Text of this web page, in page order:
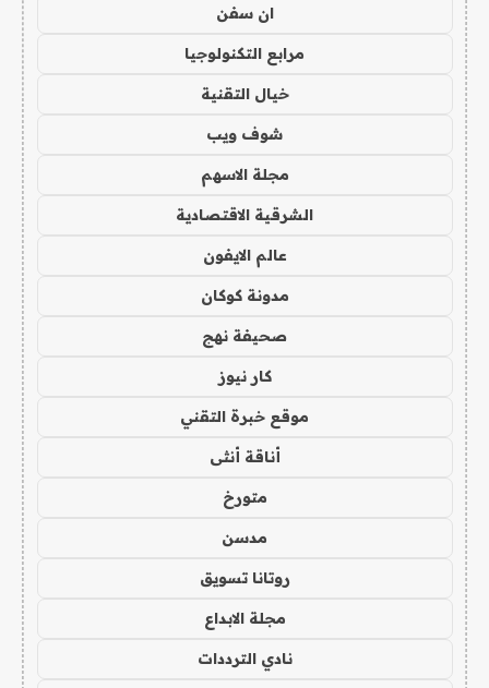
ان سفن
مرابع التكنولوجيا
خيال التقنية
شوف ويب
مجلة الاسهم
الشرقية الاقتصادية
عالم الايفون
مدونة كوكان
صحيفة نهج
كار نيوز
موقع خبرة التقني
أناقة أنثى
متورخ
مدسن
روتانا تسويق
مجلة الابداع
نادي الترددات